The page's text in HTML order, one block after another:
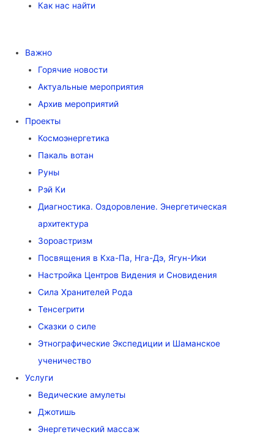
Как нас найти
Важно
Горячие новости
Актуальные мероприятия
Архив мероприятий
Проекты
Космоэнергетика
Пакаль вотан
Руны
Рэй Ки
Диагностика. Оздоровление. Энергетическая
архитектура
Зороастризм
Посвящения в Кха-Па, Нга-Дэ, Ягун-Ики
Настройка Центров Видения и Сновидения
Сила Хранителей Рода
Тенсегрити
Сказки о силе
Этнографические Экспедиции и Шаманское
ученичество
Услуги
Ведические амулеты
Джотишь
Энергетический массаж